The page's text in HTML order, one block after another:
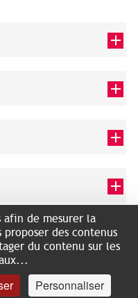
LIGNE
de mesurer la
des contenus
du contenu sur les
Personnaliser